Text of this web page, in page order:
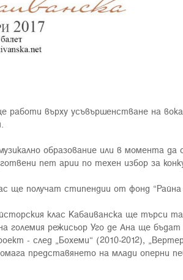
работи върху усъвършенстване на
образование или в момента да
пет арии по техен избор за
ще получат стипендии от фонд “Райна
клас Кабаиванска ще търси
големия режисьор Уго де Ана ще
- след „Бохеми“ (2010-2012),
представянето на млади оперни